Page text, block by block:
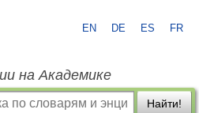
EN DE ES FR
на Академике
Найти!